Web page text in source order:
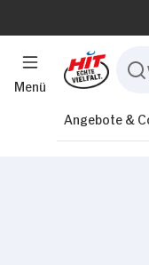
Menü
Angebote &